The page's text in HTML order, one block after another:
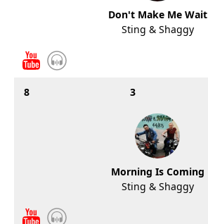
Don't Make Me Wait
Sting & Shaggy
8 3
Morning Is Coming
Sting & Shaggy